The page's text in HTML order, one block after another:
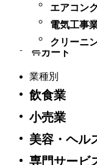
ログイン
サポート
カート
業種別
飲食業
小売業
美容・ヘル
専門サービ
エアコン
電気工事
クリーニ